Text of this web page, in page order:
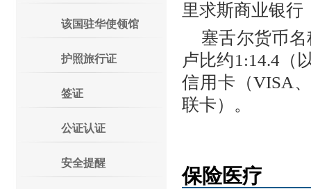
该国驻华使领馆
护照旅行证
签证
公证认证
安全提醒
里求斯商业银行
塞舌尔货币
卢比约1:14.4（
信用卡（VISA
联卡）。
保险医疗